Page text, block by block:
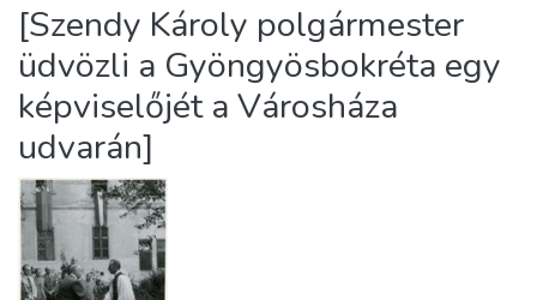
Statistics
About us
[Szendy Károly polgármester
üdvözli a Gyöngyösbokréta egy
képviselőjét a Városháza
udvarán]